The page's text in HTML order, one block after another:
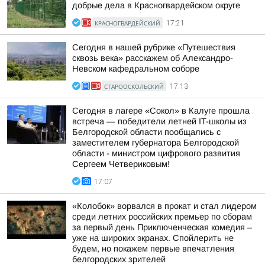
добрые дела в Красногвардейском округе
КРАСНОГВАРДЕЙСКИЙ 17:21
Сегодня в нашей рубрике «Путешествия
сквозь века» расскажем об Александро-
Невском кафедральном соборе
СТАРООСКОЛЬСКИЙ 17:13
Сегодня в лагере «Сокол» в Калуге прошла
встреча — победители летней IT-школы из
Белгородской области пообщались с
заместителем губернатора Белгородской
области - министром цифрового развития
Сергеем Четвериковым!
17:07
«Колобок» ворвался в прокат и стал лидером
среди летних российских премьер по сборам
за первый день Приключенческая комедия –
уже на широких экранах. Спойлерить не
будем, но покажем первые впечатления
белгородских зрителей